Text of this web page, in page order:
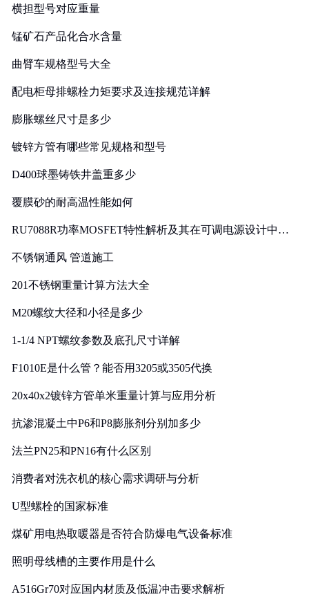
横担型号对应重量
锰矿石产品化合水含量
曲臂车规格型号大全
配电柜母排螺栓力矩要求及连接规范详解
膨胀螺丝尺寸是多少
镀锌方管有哪些常见规格和型号
D400球墨铸铁井盖重多少
覆膜砂的耐高温性能如何
RU7088R功率MOSFET特性解析及其在可调电源设计中的
不锈钢通风 管道施工
201不锈钢重量计算方法大全
M20螺纹大径和小径是多少
1-1/4 NPT螺纹参数及底孔尺寸详解
F1010E是什么管？能否用3205或3505代换
20x40x2镀锌方管单米重量计算与应用分析
抗渗混凝土中P6和P8膨胀剂分别加多少
法兰PN25和PN16有什么区别
消费者对洗衣机的核心需求调研与分析
U型螺栓的国家标准
煤矿用电热取暖器是否符合防爆电气设备标准
照明母线槽的主要作用是什么
A516Gr70对应国内材质及低温冲击要求解析